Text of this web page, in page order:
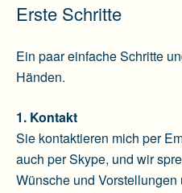
Erste Schritte
Ein paar einfache Schritte
Händen.
1. Kontakt
Sie kontaktieren mich per
auch per Skype, und wir
Wünsche und